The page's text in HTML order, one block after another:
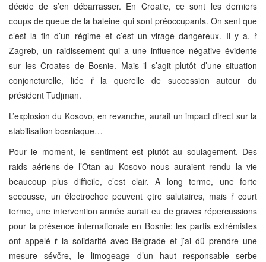
décide de s’en débarrasser. En Croatie, ce sont les derniers
coups de queue de la baleine qui sont préoccupants. On sent que
c’est la fin d’un régime et c’est un virage dangereux. Il y a, ŕ
Zagreb, un raidissement qui a une influence négative évidente
sur les Croates de Bosnie. Mais il s’agit plutôt d’une situation
conjoncturelle, liée ŕ la querelle de succession autour du
président Tudjman.
L’explosion du Kosovo, en revanche, aurait un impact direct sur la
stabilisation bosniaque…
Pour le moment, le sentiment est plutôt au soulagement. Des
raids aériens de l’Otan au Kosovo nous auraient rendu la vie
beaucoup plus difficile, c’est clair. A long terme, une forte
secousse, un électrochoc peuvent ętre salutaires, mais ŕ court
terme, une intervention armée aurait eu de graves répercussions
pour la présence internationale en Bosnie: les partis extrémistes
ont appelé ŕ la solidarité avec Belgrade et j’ai dű prendre une
mesure sévčre, le limogeage d’un haut responsable serbe